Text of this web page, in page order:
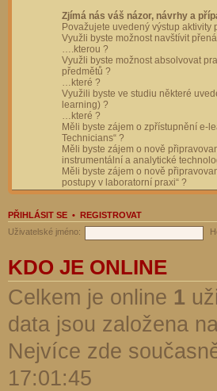
Zjímá nás váš názor, návrhy a
Považujete uvedený výstup
Využli byste možnost navštívit
….kterou ?
Využli byste možnost absolvovat
předmětů ?
…které ?
Využili byste ve studiu některé
learning) ?
…které ?
Měli byste zájem o zpřístupnění e-
Technicians“ ?
Měli byste zájem o nově
instrumentální a analytické
Měli byste zájem o nově
postupy v laboratorní praxi“ ?
PŘIHLÁSIT SE • REGISTROVAT
Uživatelské jméno:
KDO JE ONLINE
Celkem je online 1
data jsou založena
Nejvíce zde
17:01:45